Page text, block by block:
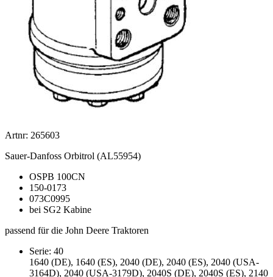
Artnr: 265603
Sauer-Danfoss Orbitrol (AL55954)
OSPB 100CN
150-0173
073C0995
bei SG2 Kabine
passend für die John Deere Traktoren
Serie: 40
1640 (DE), 1640 (ES), 2040 (DE), 2040 (ES), 2040 (USA-
3164D), 2040 (USA-3179D), 2040S (DE), 2040S (ES), 2140